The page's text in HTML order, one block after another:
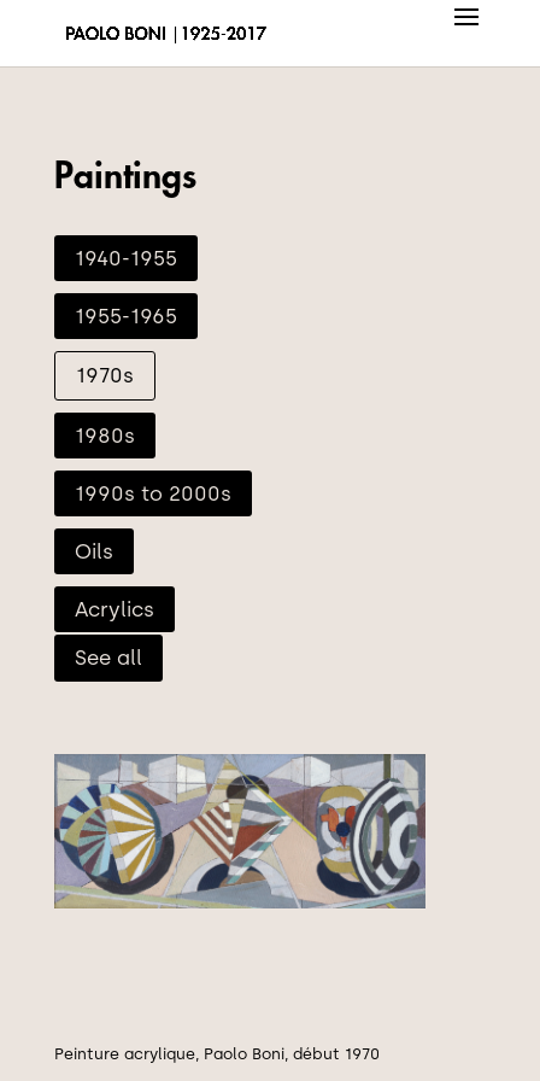
Paintings
1940-1955
1955-1965
1970s
1980s
1990s to 2000s
Oils
Acrylics
See all
Peinture acrylique, Paolo Boni, début 1970